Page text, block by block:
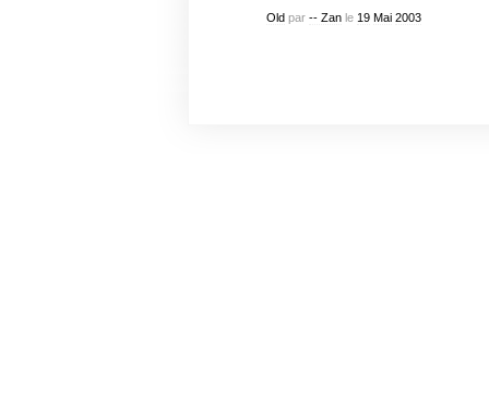
Oldpar -- Zanle 19 Mai 2003